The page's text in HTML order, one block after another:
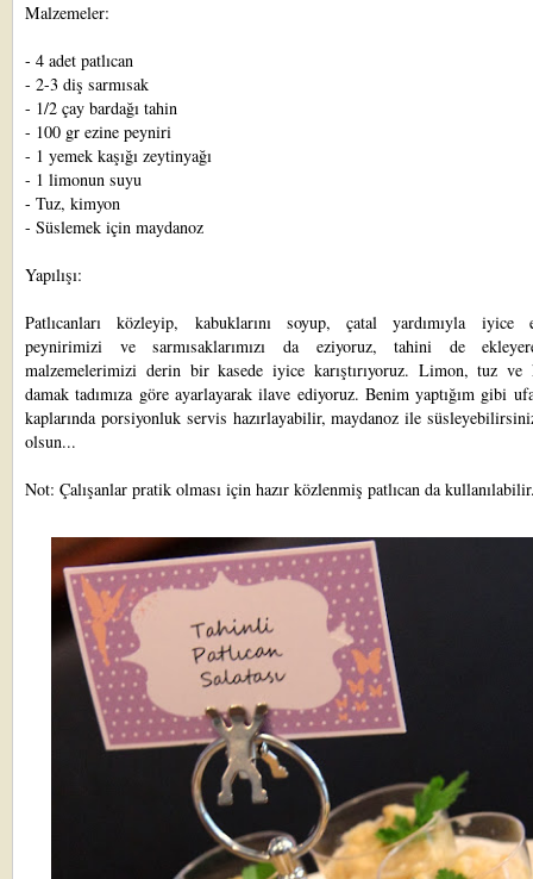
Malzemeler:
- 4 adet patlıcan
- 2-3 diş sarmısak
- 1/2 çay bardağı tahin
- 100 gr ezine peyniri
- 1 yemek kaşığı zeytinyağı
- 1 limonun suyu
- Tuz, kimyon
- Süslemek için maydanoz
Yapılışı:
Patlıcanları közleyip, kabuklarını soyup, çatal yardımıyla iyice
peynirimizi ve sarmısaklarımızı da eziyoruz, tahini de
malzemelerimizi derin bir kasede iyice karıştırıyoruz. Limon, tuz ve
damak tadımıza göre ayarlayarak ilave ediyoruz. Benim yaptığım gibi
kaplarında porsiyonluk servis hazırlayabilir, maydanoz ile
olsun...
Not: Çalışanlar pratik olması için hazır közlenmiş patlıcan da